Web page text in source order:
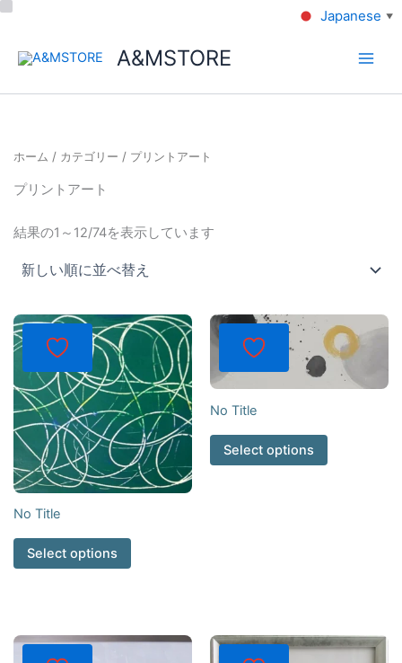
A&MSTORE
ホーム / カテゴリー / プリントアート
プリントアート
結果の1～12/74を表示しています
No Title
Select options
No Title
Select options
Japanese ▼